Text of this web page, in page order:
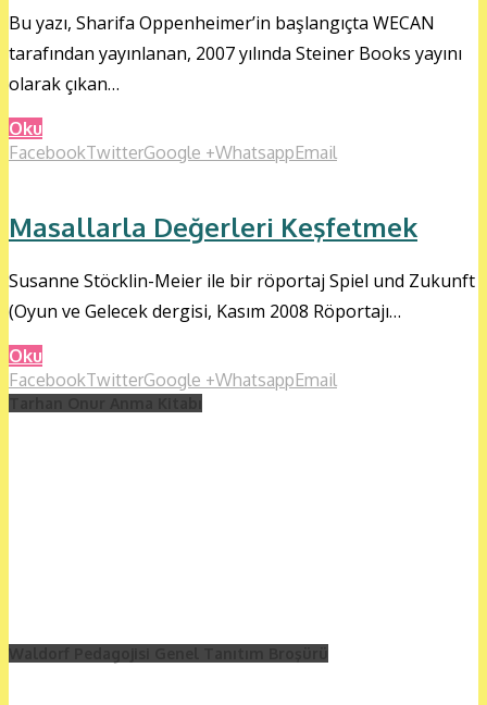
Bu yazı, Sharifa Oppenheimer’in başlangıçta WECAN
tarafından yayınlanan, 2007 yılında Steiner Books yayını
olarak çıkan…
Oku
FacebookTwitterGoogle +WhatsappEmail
Masallarla Değerleri Keşfetmek
Susanne Stöcklin-Meier ile bir röportaj Spiel und Zukunft
(Oyun ve Gelecek dergisi, Kasım 2008 Röportajı…
Oku
FacebookTwitterGoogle +WhatsappEmail